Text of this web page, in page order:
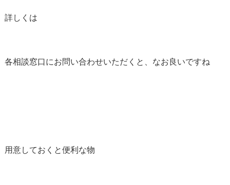
詳しくは
各相談窓口にお問い合わせいただくと、なお良いですね
用意しておくと便利な物